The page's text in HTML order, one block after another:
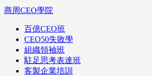
商周CEO學院
百億CEO班
CEO50失敗學
組織領袖班
駐足思考表達班
客製企業培訓